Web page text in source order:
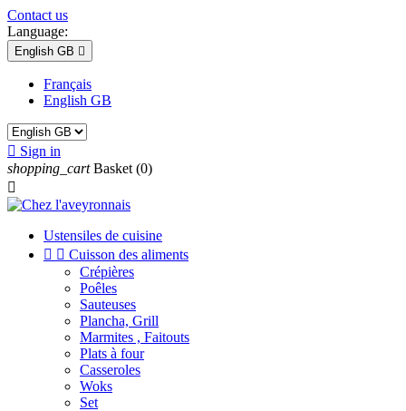
Contact us
Language:
English GB 
Français
English GB
 Sign in
shopping_cart Basket (0)

Ustensiles de cuisine
  Cuisson des aliments
Crépières
Poêles
Sauteuses
Plancha, Grill
Marmites , Faitouts
Plats à four
Casseroles
Woks
Set